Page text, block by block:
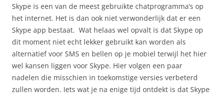
Skype is een van de meest gebruikte chatprogramma’s op
het internet. Het is dan ook niet verwonderlijk dat er een
Skype app bestaat. Wat helaas wel opvalt is dat Skype op
dit moment niet echt lekker gebruikt kan worden als
alternatief voor SMS en bellen op je mobiel terwijl het hier
wel kansen liggen voor Skype. Hier volgen een paar
nadelen die misschien in toekomstige versies verbeterd
zullen worden. Iets wat je na enige tijd ontdekt is dat Skype